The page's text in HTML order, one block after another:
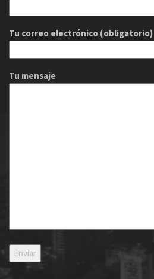
Tu correo electrónico (obligatorio)
Tu mensaje